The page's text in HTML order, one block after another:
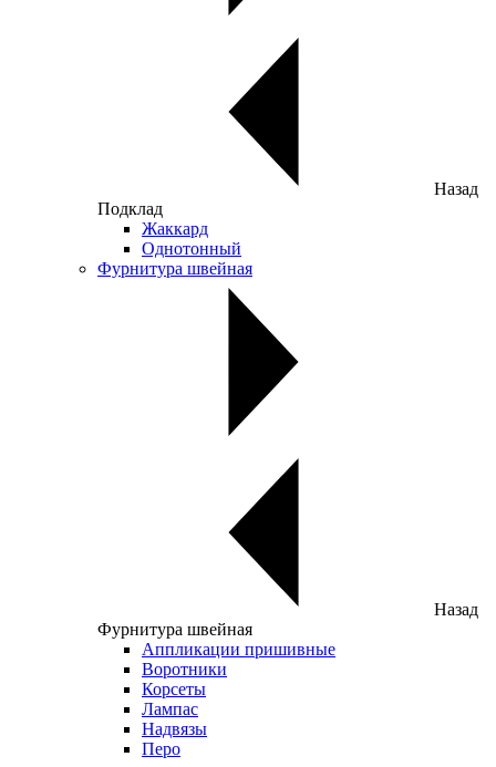
Назад
Подклад
Жаккард
Однотонный
Фурнитура швейная
Назад
Фурнитура швейная
Аппликации пришивные
Воротники
Корсеты
Лампас
Надвязы
Перо